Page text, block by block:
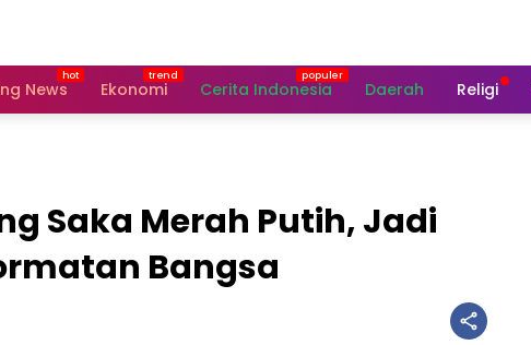
News Ekonomi Cerita Indonesia Daerah Religi
Saka Merah Putih, Jadi
Bangsa